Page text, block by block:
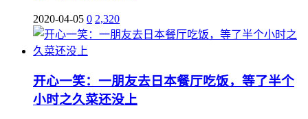
2020-04-05 0 2,320
开心一笑：一朋友去日本餐厅吃饭，等了半个
小时之久菜还没上